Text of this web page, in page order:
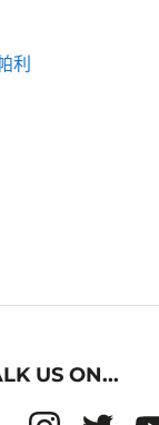
利
US ON...